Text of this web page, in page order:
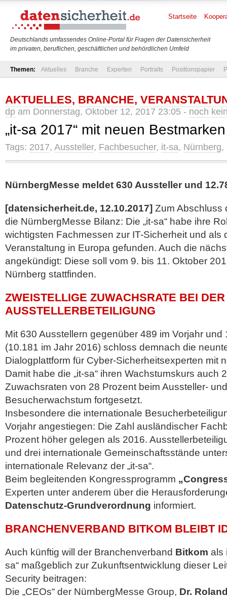
Deutschlands umfassendes Online-Portal für Fragen der Datensicherheit
im privaten, beruflichen, geschäftlichen und behördlichen Umfeld
Startseite
Themen: Aktuelles Branche Experten Portraits Positionspapier
AKTUELLES, BRANCHE,
dp am Donnerstag, Oktober 12, 2017 23:05 - noch
„it-sa 2017“ mit neuen
Tags: 2017, Aussteller, Fachbesucher, it-sa, Nürnberg,
NürnbergMesse meldet 630 Aussteller und
[datensicherheit.de, 12.10.2017] Zum Abschluss
die NürnbergMesse Bilanz: Die „it-sa“ habe ihre
wichtigsten Fachmessen zur IT-Sicherheit und als
Veranstaltung in Europa gefunden. Auch die
angekündigt: Diese soll vom 9. bis 11. Oktober
Nürnberg stattfinden.
ZWEISTELLIGE ZUWACHSRATE BEI DER
AUSSTELLERBETEILIGUNG
Mit 630 Ausstellern gegenüber 489 im Vorjahr
(10.181 im Jahr 2016) schloss demnach die
Dialogplattform für Cyber-Sicherheitsexperten mit
Damit habe die „it-sa“ ihren Wachstumskurs auch
Zuwachsraten von 28 Prozent beim Aussteller-
Besucherwachstum fortgesetzt.
Insbesondere die internationale
Vorjahr angestiegen: Die Zahl ausländischer
Prozent höher gelegen als 2016.
und drei internationale Gemeinschaftsstände
internationale Relevanz der „it-sa“.
Beim begleitenden Kongressprogramm
Experten unter anderem über die
Datenschutz-Grundverordnung informiert.
BRANCHENVERBAND BITKOM BLEIBT
Auch künftig will der Branchenverband Bitkom als
sa“ maßgeblich zur Zukunftsentwicklung dieser
Security beitragen:
Die „CEOs“ der NürnbergMesse Group, Dr.